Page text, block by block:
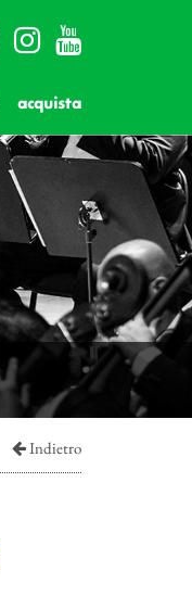
acquista
Indietro